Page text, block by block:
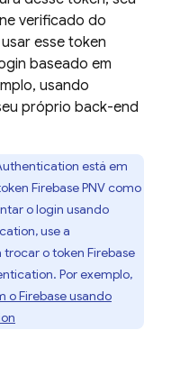
verificado do
esse token
baseado em
usando
próprio back-end
está em
Firebase PNVcomo
o login usando
, use a
o token Firebase
. Por exemplo,
o Firebase usando